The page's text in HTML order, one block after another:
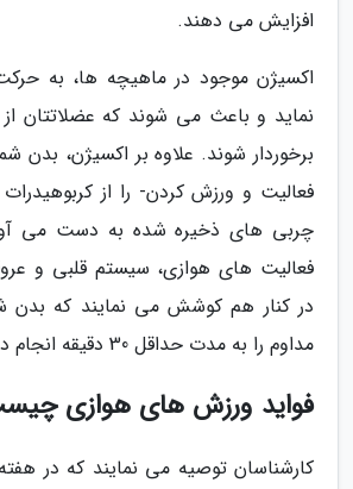
افزایش می دهند.
اکسیژن موجود در ماهیچه ها، به
نماید و باعث می شوند که عضلاتتان
برخوردار شوند. علاوه بر اکسیژن، بدن
فعالیت و ورزش کردن- را از
چربی های ذخیره شده به دست می
فعالیت های هوازی، سیستم قلبی و
در کنار هم کوشش می نمایند که بدن
مداوم را به مدت حداقل 30 دقیقه انجام دهد.
فواید ورزش های هوازی